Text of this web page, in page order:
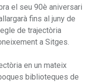
el seu 90è aniversari
fins al juny de
de trajectòria
a Sitges.
en un mateix
biblioteques de